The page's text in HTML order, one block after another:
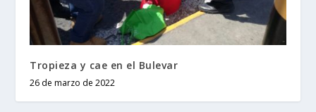
Tropieza y cae en el Bulevar
26 de marzo de 2022